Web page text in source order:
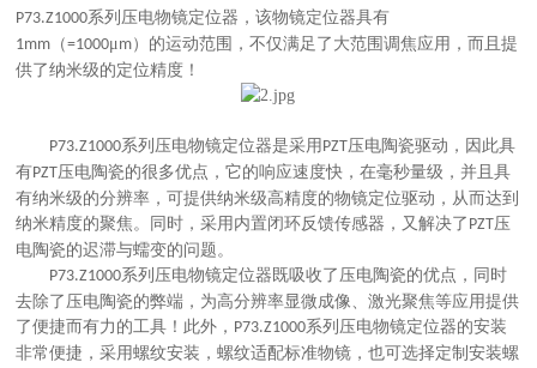
P73.Z1000系列压电物镜定位器，该物镜定位器具有
1mm （=1000μm）的运动范围，不仅满足了大范围调焦应用，而且提
供了纳米级的定位精度！
P73.Z1000系列压电物镜定位器是采用 PZT压电陶瓷驱动，因此具
有PZT压电陶瓷的很多优点，它的响应速度快，在毫秒量级，并且具
有纳米级的分辨率，可提供纳米级高精度的物镜定位驱动，从而达到
纳米精度的聚焦。同时，采用内置闭环反馈传感器，又解决了 PZT压
电陶瓷的迟滞与蠕变的问题。
P73.Z1000系列压电物镜定位器既吸收了压电陶瓷的优点，同时
去除了压电陶瓷的弊端，为高分辨率显微成像、激光聚焦等应用提供
了便捷而有力的工具！此外， P73.Z1000系列压电物镜定位器的安装
非常便捷，采用螺纹安装，螺纹适配标准物镜，也可选择定制安装螺